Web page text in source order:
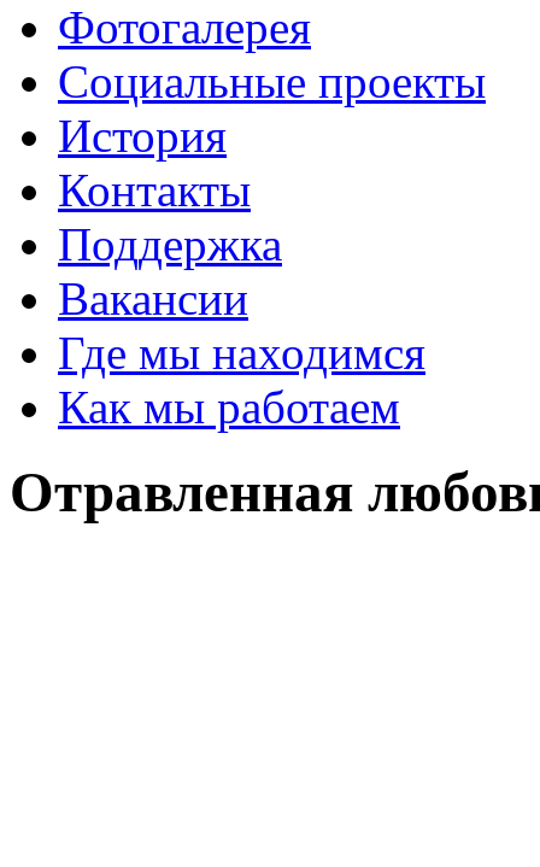
Фотогалерея
Социальные проекты
История
Контакты
Поддержка
Вакансии
Где мы находимся
Как мы работаем
Отравленная